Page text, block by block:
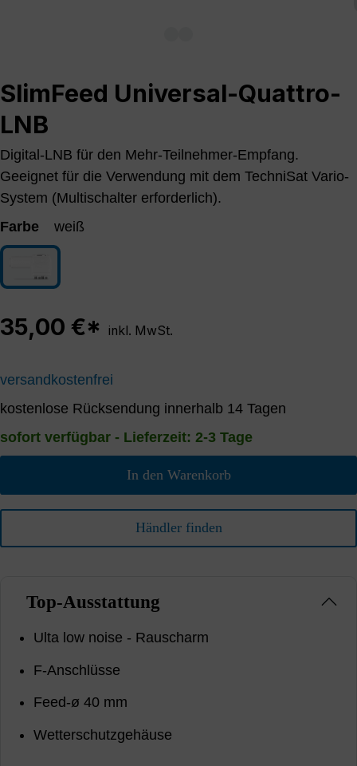
SlimFeed Universal-Quattro-
LNB
Digital-LNB für den Mehr-Teilnehmer-Empfang.
Geeignet für die Verwendung mit dem TechniSat Vario-
System (Multischalter erforderlich).
Farbe
weiß
weiß
35,00 €* inkl. MwSt.
versandkostenfrei
kostenlose Rücksendung innerhalb 14 Tagen
sofort verfügbar - Lieferzeit: 2-3 Tage
In den Warenkorb
Händler finden
Top-Ausstattung
Ulta low noise - Rauscharm
F-Anschlüsse
Feed-ø 40 mm
Wetterschutzgehäuse